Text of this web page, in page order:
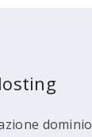
dominio